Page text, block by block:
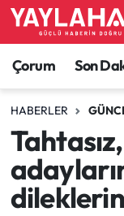
Çorum Son
HABERLER
Alaca
Bayat
Bilgi -
Bilim ve
Çorum
Çorum Hava
Çorum
Çorum